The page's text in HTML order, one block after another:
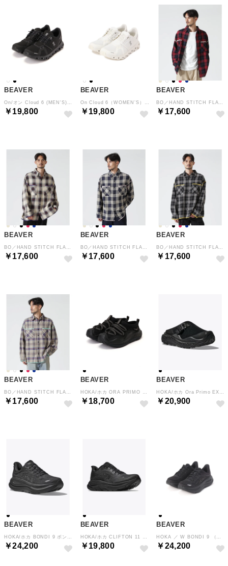
BEAVER
￥19,800
BEAVER
￥19,800
BEAVER
￥17,600
BEAVER
￥17,600
BEAVER
￥17,600
BEAVER
￥17,600
BEAVER
￥17,600
BEAVER
￥18,700
BEAVER
￥20,900
BEAVER
￥24,200
BEAVER
￥19,800
BEAVER
￥24,200